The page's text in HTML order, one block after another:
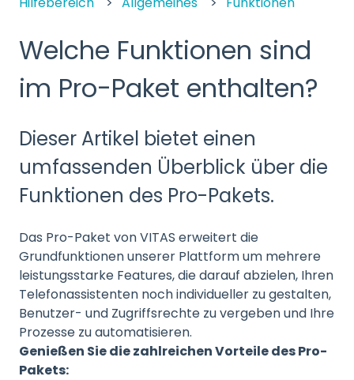
Welche Funktionen sind
im Pro-Paket enthalten?
Dieser Artikel bietet einen
umfassenden Überblick über die
Funktionen des Pro-Pakets.
Das Pro-Paket von VITAS erweitert die
Grundfunktionen unserer Plattform um mehrere
leistungsstarke Features, die darauf abzielen, Ihren
Telefonassistenten noch individueller zu gestalten,
Benutzer- und Zugriffsrechte zu vergeben und Ihre
Prozesse zu automatisieren.
Genießen Sie die zahlreichen Vorteile des Pro-
Pakets: